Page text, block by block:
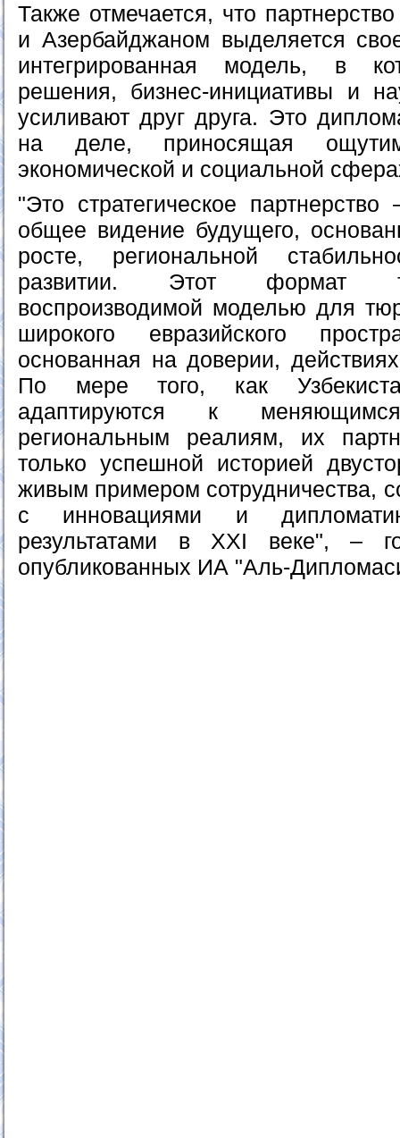
Также отмечается, что
и Азербайджаном выделяется
интегрированная модель, в
решения, бизнес-инициативы и
усиливают друг друга. Это
на деле, приносящая
экономической и социальной
"Это стратегическое
общее видение будущего,
росте, региональной
развитии. Этот формат
воспроизводимой моделью для
широкого евразийского
основанная на доверии,
По мере того, как
адаптируются к
региональным реалиям, их
только успешной историей
живым примером сотрудничества,
с инновациями и
результатами в XXI веке", –
опубликованных ИА "Аль-